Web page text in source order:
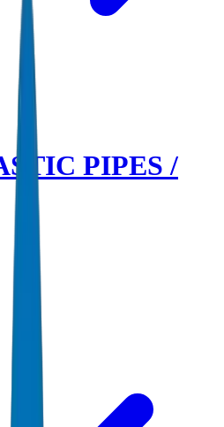
PIPES /